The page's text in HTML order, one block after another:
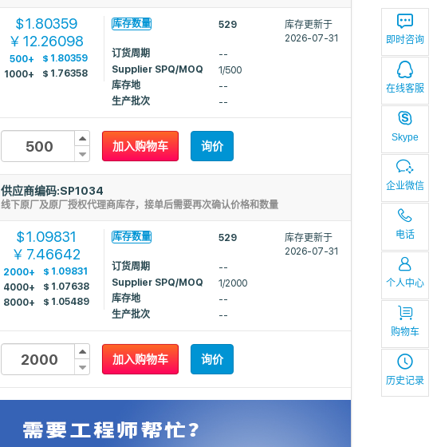
即时咨询
在线客服
Skype
企业微信
电话
个人中心
购物车
历史记录
$1.80359
￥ 12.26098
500+ $ 1.80359
1000+
$ 1.76358
库存数量 529
库存更新于
2026-07-31
订货周期
--
Supplier SPQ/MOQ
1/500
库存地
--
生产批次
--
加入购物车 询价
供应商编码:SP1034
线下原厂及原厂授权代理商库存，接单后需要再次确认价格和数量
$1.09831
￥ 7.46642
2000+ $ 1.09831
4000+
$ 1.07638
8000+
$ 1.05489
库存数量 529
库存更新于
2026-07-31
订货周期
--
Supplier SPQ/MOQ
1/2000
库存地
--
生产批次
--
加入购物车 询价